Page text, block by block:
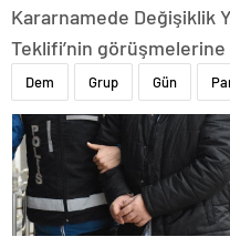
Kararnamede Değişiklik
Teklifi’nin görüşmelerine
Dem Grup Gün